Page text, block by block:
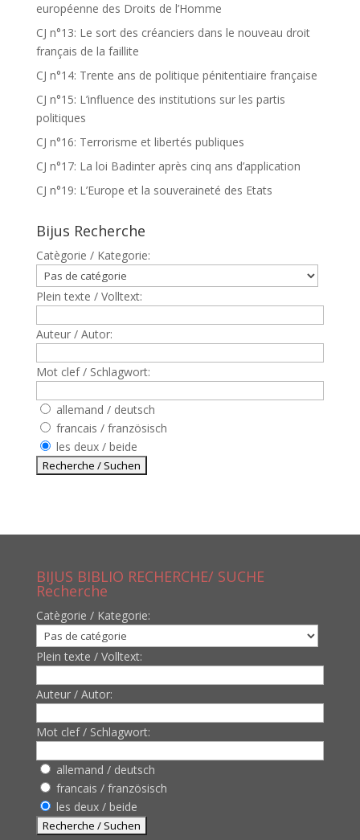
européenne des Droits de l’Homme
CJ n°13: Le sort des créanciers dans le nouveau droit
français de la faillite
CJ n°14: Trente ans de politique pénitentiaire française
CJ n°15: L’influence des institutions sur les partis
politiques
CJ n°16: Terrorisme et libertés publiques
CJ n°17: La loi Badinter après cinq ans d’application
CJ n°19: L’Europe et la souveraineté des Etats
Bijus Recherche
Catègorie / Kategorie:
Plein texte / Volltext:
Auteur / Autor:
Mot clef / Schlagwort:
allemand / deutsch
francais / französisch
les deux / beide
BIJUS BIBLIO RECHERCHE/ SUCHE
Recherche
Catègorie / Kategorie:
Plein texte / Volltext:
Auteur / Autor:
Mot clef / Schlagwort:
allemand / deutsch
francais / französisch
les deux / beide